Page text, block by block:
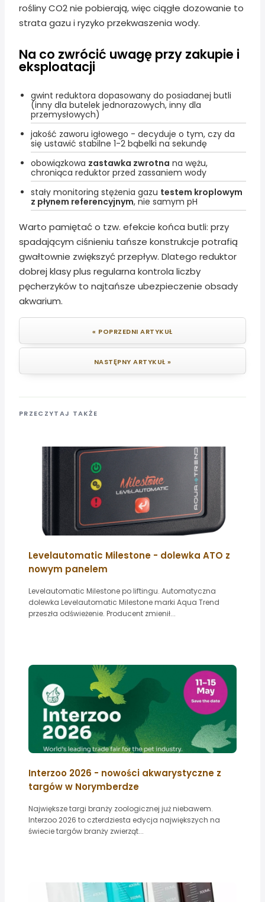
rośliny CO2 nie pobierają, więc ciągłe dozowanie to
strata gazu i ryzyko przekwaszenia wody.
Na co zwrócić uwagę przy zakupie i
eksploatacji
gwint reduktora dopasowany do posiadanej butli
(inny dla butelek jednorazowych, inny dla
przemysłowych)
jakość zaworu igłowego - decyduje o tym, czy da
się ustawić stabilne 1-2 bąbelki na sekundę
obowiązkowa zastawka zwrotna na wężu,
chroniąca reduktor przed zassaniem wody
stały monitoring stężenia gazu testem kroplowym
z płynem referencyjnym, nie samym pH
Warto pamiętać o tzw. efekcie końca butli: przy
spadającym ciśnieniu tańsze konstrukcje potrafią
gwałtownie zwiększyć przepływ. Dlatego reduktor
dobrej klasy plus regularna kontrola liczby
pęcherzyków to najtańsze ubezpieczenie obsady
akwarium.
« POPRZEDNI ARTYKUŁ
NASTĘPNY ARTYKUŁ »
PRZECZYTAJ TAKŻE
Levelautomatic Milestone - dolewka ATO z
nowym panelem
Levelautomatic Milestone po liftingu. Automatyczna
dolewka Levelautomatic Milestone marki Aqua Trend
przeszła odświeżenie. Producent zmienił...
Interzoo 2026 - nowości akwarystyczne z
targów w Norymberdze
Największe targi branży zoologicznej już niebawem.
Interzoo 2026 to czterdziesta edycja największych na
świecie targów branży zwierząt...